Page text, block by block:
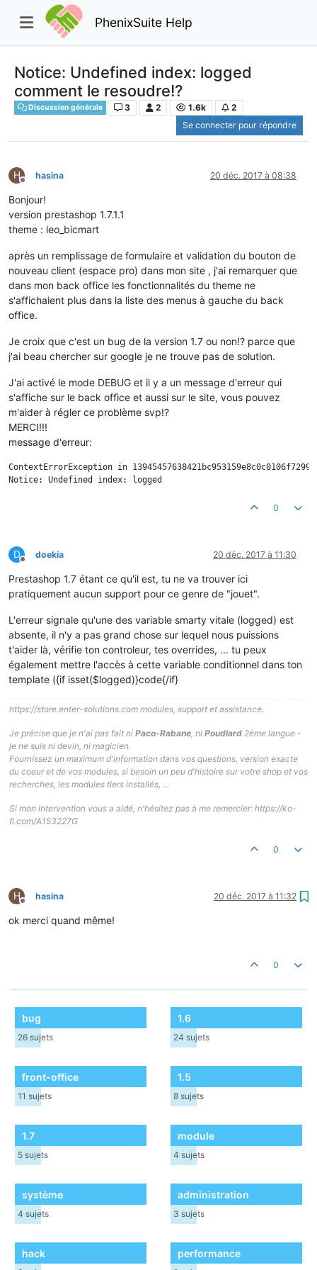
PhenixSuite Help
Notice: Undefined index: logged
comment le resoudre!?
Discussion générale 3 2 1.6k
2
Se connecter pour répondre
H
Hors-ligne
hasina 20 déc. 2017 à 08:38
Bonjour!
version prestashop 1.7.1.1
theme : leo_bicmart
après un remplissage de formulaire et validation du bouton de
nouveau client (espace pro) dans mon site , j'ai remarquer que
dans mon back office les fonctionnalités du theme ne
s'affichaient plus dans la liste des menus à gauche du back
office.
Je croix que c'est un bug de la version 1.7 ou non!? parce que
j'ai beau chercher sur google je ne trouve pas de solution.
J'ai activé le mode DEBUG et il y a un message d'erreur qui
s'affiche sur le back office et aussi sur le site, vous pouvez
m'aider à régler ce problème svp!?
MERCI!!!
message d'erreur:
ContextErrorException in
0
D
Hors-ligne
doekia 20 déc. 2017 à 11:30
Prestashop 1.7 étant ce qu'il est, tu ne va trouver ici
pratiquement aucun support pour ce genre de "jouet".
L'erreur signale qu'une des variable smarty vitale (logged) est
absente, il n'y a pas grand chose sur lequel nous puissions
t'aider là, vérifie ton controleur, tes overrides, ... tu peux
également mettre l'accès à cette variable conditionnel dans ton
template ({if isset($logged)}code{/if}
https://store.enter-solutions.com modules, support et assistance.
Je précise que je n'ai pas fait ni Paco-Rabane, ni Poudlard 2ème langue -
je ne suis ni devin, ni magicien.
Fournissez un maximum d'information dans vos questions, version exacte
du coeur et de vos modules, si besoin un peu d'histoire sur votre shop et vos
recherches, les modules tiers installés, ...
Si mon intervention vous a aidé, n'hésitez pas à me remercier: https://ko-
fi.com/A153227G
0
H
Hors-ligne
hasina 20 déc. 2017 à 11:32
ok merci quand même!
0
bug
26 sujets
1.6
24 sujets
front-office
11 sujets
1.5
8 sujets
1.7
5 sujets
module
4 sujets
système
4 sujets
administration
3 sujets
hack performance